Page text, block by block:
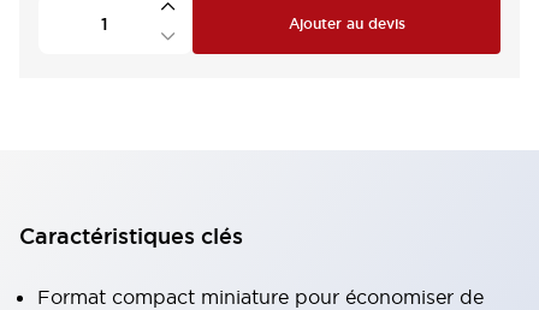
Ajouter au devis
Caractéristiques clés
Format compact miniature pour économiser de